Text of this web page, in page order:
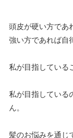
頭皮が硬い方であ
強い方であれば自
私が目指している
私が目指している
ん。
髪のお悩みを通じ